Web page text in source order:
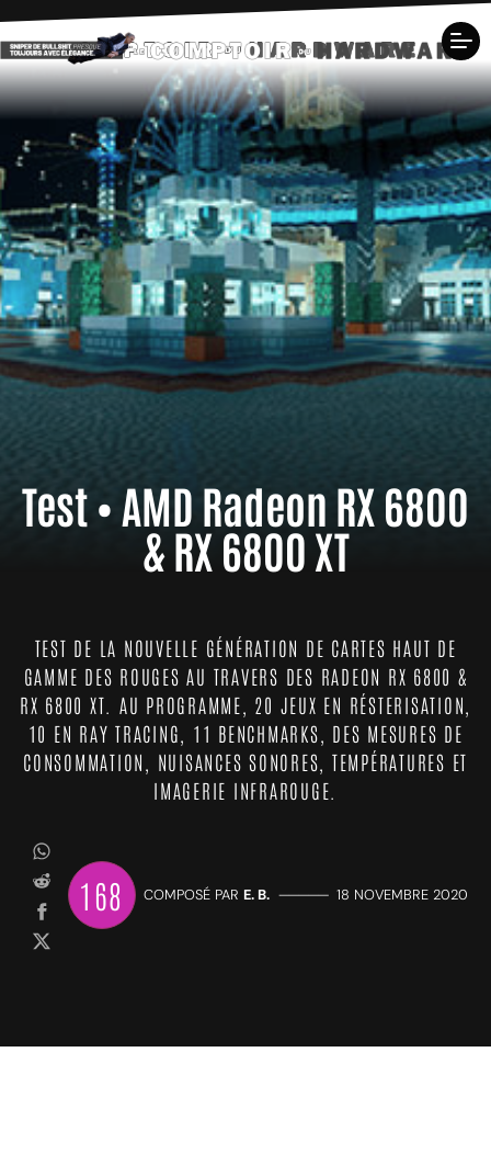
Test • AMD Radeon RX 6800
& RX 6800 XT
TEST DE LA NOUVELLE GÉNÉRATION DE CARTES HAUT DE
GAMME DES ROUGES AU TRAVERS DES RADEON RX 6800 &
RX 6800 XT. AU PROGRAMME, 20 JEUX EN RÉSTERISATION,
10 EN RAY TRACING, 11 BENCHMARKS, DES MESURES DE
CONSOMMATION, NUISANCES SONORES, TEMPÉRATURES ET
IMAGERIE INFRAROUGE.
168 COMPOSÉ PAR E. B. ————— 18 NOVEMBRE 2020